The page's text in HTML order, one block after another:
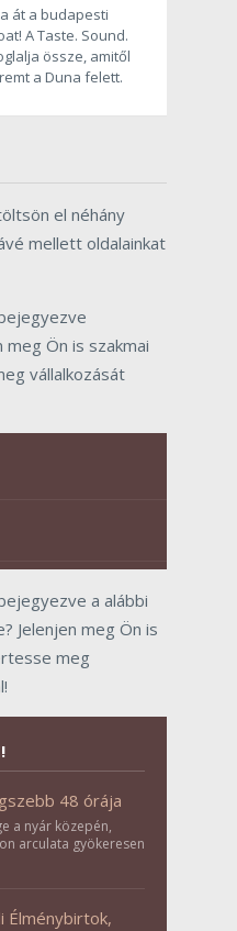
át a budapesti
A Taste. Sound.
össze, amitől
a Duna felett.
el néhány
mellett oldalainkat
meg Ön is szakmai
vállalkozását
a alábbi
Jelenjen meg Ön is
meg
48 órája
a nyár közepén,
arculata gyökeresen
Élménybirtok,